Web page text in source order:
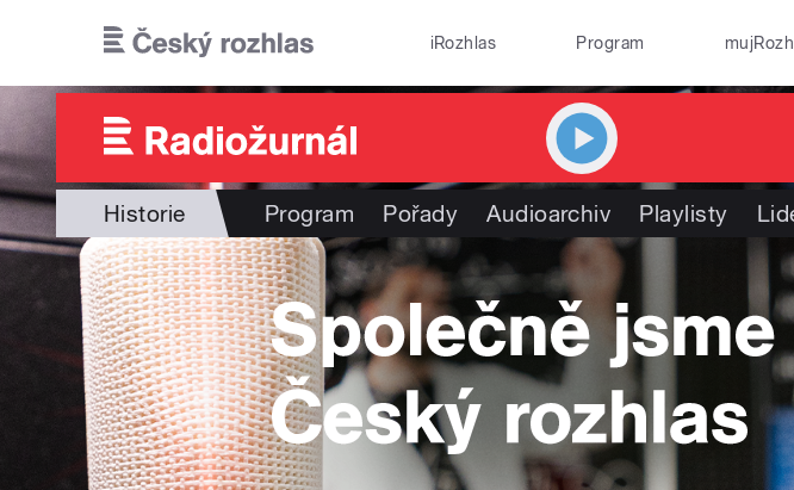
iRozhlas Program
Historie Program Pořady Audioarchiv Playlisty